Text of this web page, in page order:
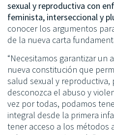
sexual y reproductiva con
feminista, interseccional y
conocer los argumentos
de la nueva carta
“Necesitamos garantizar un
nueva constitución que
salud sexual y reproductiva,
desconozca el abuso y
vez por todas, podamos
integral desde la primera
tener acceso a los métodos